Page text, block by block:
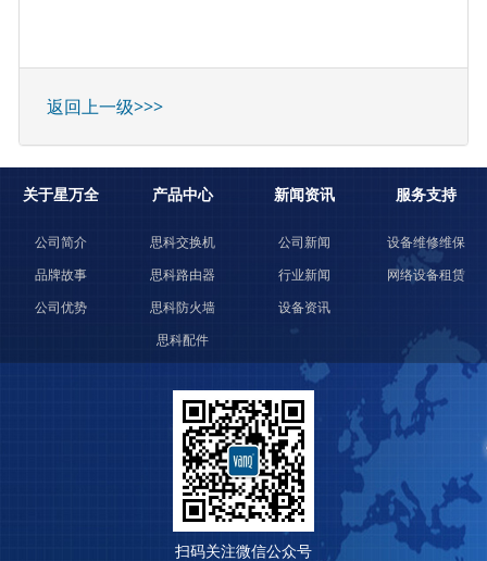
返回上一级>>>
关于星万全 产品中心 新闻资讯 服务支持
公司简介
品牌故事
公司优势
思科交换机
思科路由器
思科防火墙
思科配件
公司新闻
行业新闻
设备资讯
设备维修维保
网络设备租赁
扫码关注微信公众号